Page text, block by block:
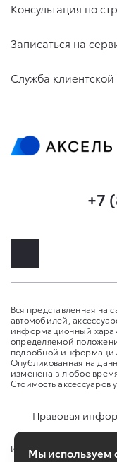
Консультация по
Записаться на
Служба
+7
Вся представленная на
автомобилей,
информационный
определяемой
подробной
Опубликованная на
изменена в любое
Стоимость аксессуаров
Правовая
Изменить настройку
Мы используем